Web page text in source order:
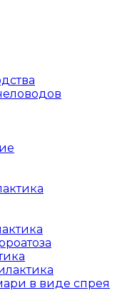
в виде спрея